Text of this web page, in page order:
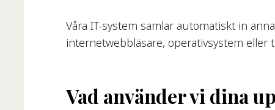
Våra IT-system samlar automatiskt in
internetwebbläsare, operativsystem
Vad använder vi dina